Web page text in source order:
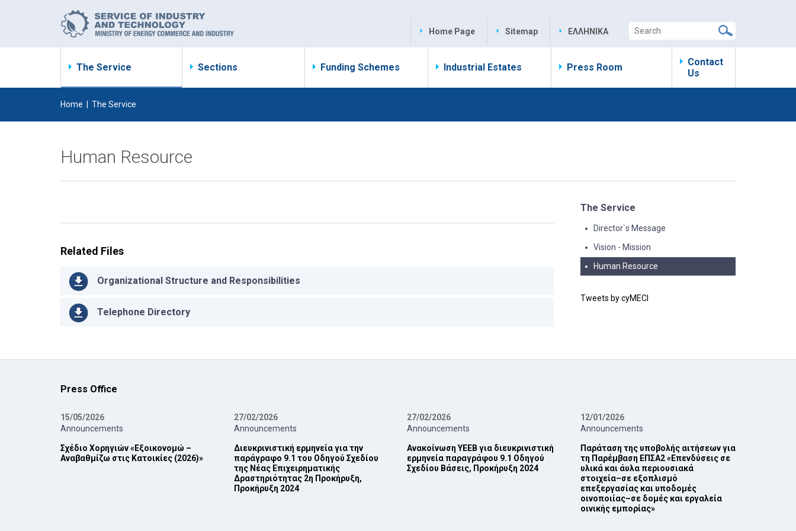
Home Page Sitemap ΕΛΛΗΝΙΚΑ
The Service Sections Funding Schemes Industrial Estates Press Room
Contact
Us
Home The Service
Human Resource
Related Files
Organizational Structure and Responsibilities
Telephone Directory
The Service
Director`s Message
Vision - Mission
Human Resource
Tweets by cyMECI
Press Office
15/05/2026
Announcements
Σχέδιο Χορηγιών «Εξοικονομώ –
Αναβαθμίζω στις Κατοικίες (2026)»
27/02/2026
Announcements
Διευκρινιστική ερμηνεία για την
παράγραφο 9.1 του Οδηγού Σχεδίου
της Νέας ‎Επιχειρηματικής
Δραστηριότητας 2η Προκήρυξη,
Προκήρυξη 2024‎
27/02/2026
Announcements
Ανακοίνωση ΥΕΕΒ για διευκρινιστική
ερμηνεία παραγράφου 9.1 Οδηγού
Σχεδίου Βάσεις, Προκήρυξη 2024‎
12/01/2026
Announcements
Παράταση της υποβολής αιτήσεων για
τη Παρέμβαση ΕΠ‎ΣΑ2 ‎«Επενδύσεις σε
υλικά και άυλα περιουσιακά
στοιχεία–σε εξοπλισμό
επεξεργασίας και ‎υποδομές
οινοποιίας–σε δομές και εργαλεία
οινικής εμπορίας»‎